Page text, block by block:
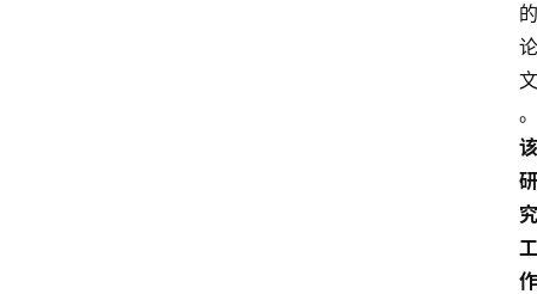
的
论
文
。
该
研
究
工
作